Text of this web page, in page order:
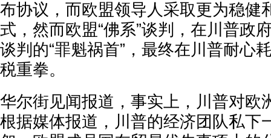
布协议，而欧盟领导人采取更为稳健
式，然而欧盟“佛系”谈判，在川普政
谈判的“罪魁祸首”，最终在川普耐心
税重拳。
华尔街见闻报道，事实上，川普对欧
根据媒体报道，川普的经济团队私下